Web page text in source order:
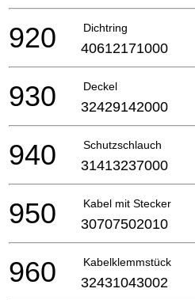
Dichtring
920 40612171000
Deckel
930 32429142000
Schutzschlauch
940 31413237000
Kabel mit Stecker
950 30707502010
Kabelklemmstück
960 32431043002